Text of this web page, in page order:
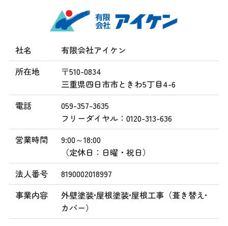
社名
有限会社アイケン
所在地
〒510-0834
三重県四日市市ときわ5丁目4-6
電話
059-357-3635
フリーダイヤル：0120-313-636
営業時間
9:00～18:00
（定休日：日曜・祝日）
法人番号
8190002018997
事業内容
外壁塗装•屋根塗装•屋根工事（葺き替え•
カバー）